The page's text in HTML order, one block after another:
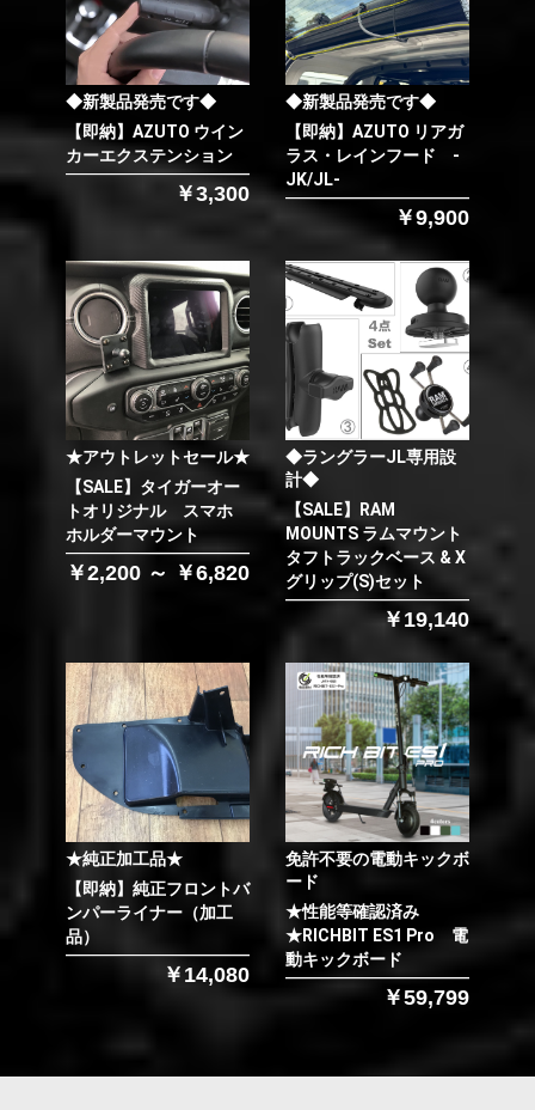
◆新製品発売です◆
【即納】AZUTO ウイン
カーエクステンション
￥3,300
◆新製品発売です◆
【即納】AZUTO リアガ
ラス・レインフード -
JK/JL-
￥9,900
★アウトレットセール★
【SALE】タイガーオー
トオリジナル スマホ
ホルダーマウント
￥2,200 ～ ￥6,820
◆ラングラーJL専用設
計◆
【SALE】RAM
MOUNTS ラムマウント
タフトラックベース & X
グリップ(S)セット
￥19,140
★純正加工品★
【即納】純正フロントバ
ンパーライナー（加工
品）
￥14,080
免許不要の電動キックボ
ード
★性能等確認済み
★RICHBIT ES1 Pro 電
動キックボード
￥59,799